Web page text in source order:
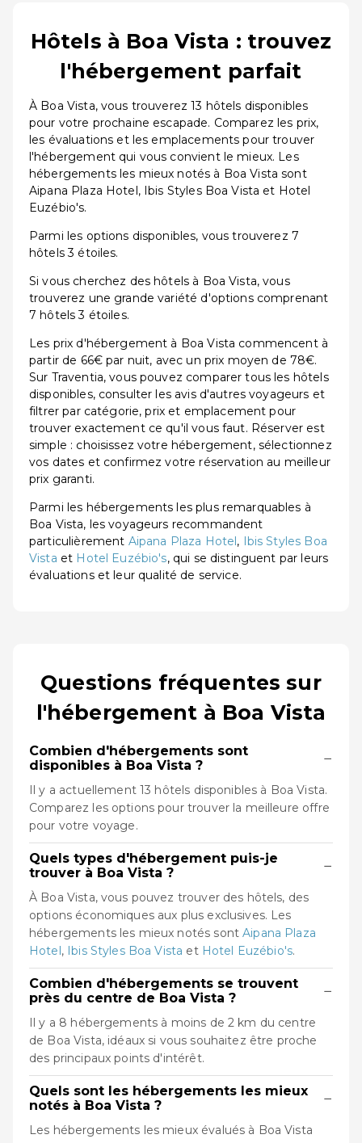
Hôtels à Boa Vista : trouvez
l'hébergement parfait
À Boa Vista, vous trouverez 13 hôtels disponibles
pour votre prochaine escapade. Comparez les prix,
les évaluations et les emplacements pour trouver
l'hébergement qui vous convient le mieux. Les
hébergements les mieux notés à Boa Vista sont
Aipana Plaza Hotel, Ibis Styles Boa Vista et Hotel
Euzébio's.
Parmi les options disponibles, vous trouverez 7
hôtels 3 étoiles.
Si vous cherchez des hôtels à Boa Vista, vous
trouverez une grande variété d'options comprenant
7 hôtels 3 étoiles.
Les prix d'hébergement à Boa Vista commencent à
partir de 66€ par nuit, avec un prix moyen de 78€.
Sur Traventia, vous pouvez comparer tous les hôtels
disponibles, consulter les avis d'autres voyageurs et
filtrer par catégorie, prix et emplacement pour
trouver exactement ce qu'il vous faut. Réserver est
simple : choisissez votre hébergement, sélectionnez
vos dates et confirmez votre réservation au meilleur
prix garanti.
Parmi les hébergements les plus remarquables à
Boa Vista, les voyageurs recommandent
particulièrement Aipana Plaza Hotel, Ibis Styles Boa
Vista et Hotel Euzébio's, qui se distinguent par leurs
évaluations et leur qualité de service.
Questions fréquentes sur
l'hébergement à Boa Vista
Combien d'hébergements sont
disponibles à Boa Vista ?
−
Il y a actuellement 13 hôtels disponibles à Boa Vista.
Comparez les options pour trouver la meilleure offre
pour votre voyage.
Quels types d'hébergement puis-je
trouver à Boa Vista ?
−
À Boa Vista, vous pouvez trouver des hôtels, des
options économiques aux plus exclusives. Les
hébergements les mieux notés sontAipana Plaza
Hotel, Ibis Styles Boa Vista et Hotel Euzébio's.
Combien d'hébergements se trouvent
près du centre de Boa Vista ?
−
Il y a 8 hébergements à moins de 2 km du centre
de Boa Vista, idéaux si vous souhaitez être proche
des principaux points d'intérêt.
Quels sont les hébergements les mieux
notés à Boa Vista ?
−
Les hébergements les mieux évalués à Boa Vista